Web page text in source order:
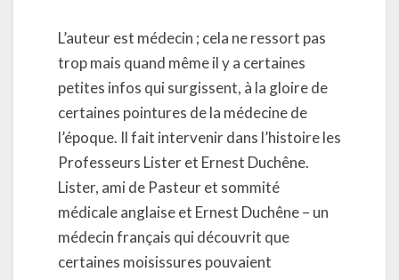
L’auteur est médecin ; cela ne ressort pas
trop mais quand même il y a certaines
petites infos qui surgissent, à la gloire de
certaines pointures de la médecine de
l’époque. Il fait intervenir dans l’histoire les
Professeurs Lister et Ernest Duchêne.
Lister, ami de Pasteur et sommité
médicale anglaise et Ernest Duchêne – un
médecin français qui découvrit que
certaines moisissures pouvaient